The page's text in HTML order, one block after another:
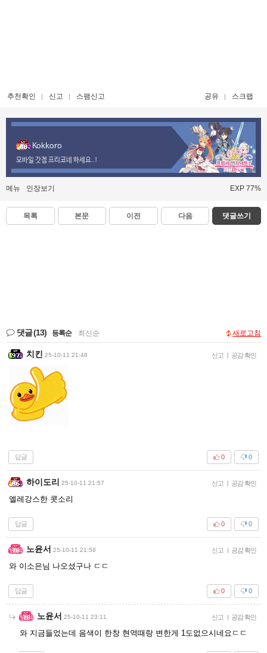
추천확인 신고 스팸신고 공유 스크랩
Kokkoro
모바일 갓겜 프리코네 하세요..!
메뉴 인장보기 EXP 77%
목록 본문 이전 다음 댓글쓰기
댓글(13) 등록순 최신순 새로고침
치킨 25-10-11 21:48 신고 | 공감 확인
답글 0
0
하이도리 25-10-11 21:57 신고 | 공감 확인
엘레강스한 콧소리
답글 0
0
노윤서 25-10-11 21:58 신고 | 공감 확인
와 이소은님 나오셨구나 ㄷㄷ
답글 0
0
노윤서 25-10-11 23:11 신고 | 공감 확인
와 지금들었는데 음색이 한창 현역때랑 변한게 1도없으시네요ㄷㄷ